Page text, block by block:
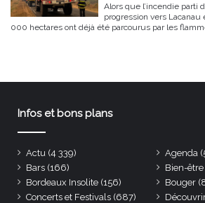
Alors que l’incendie parti
progression vers
000 hectares ont déjà été parcourus par les
Infos et bons plans
Actu (4 339) Agenda
Bars (166) Bien-être
Bordeaux Insolite (156) Bouger
Concerts et Festivals (687)